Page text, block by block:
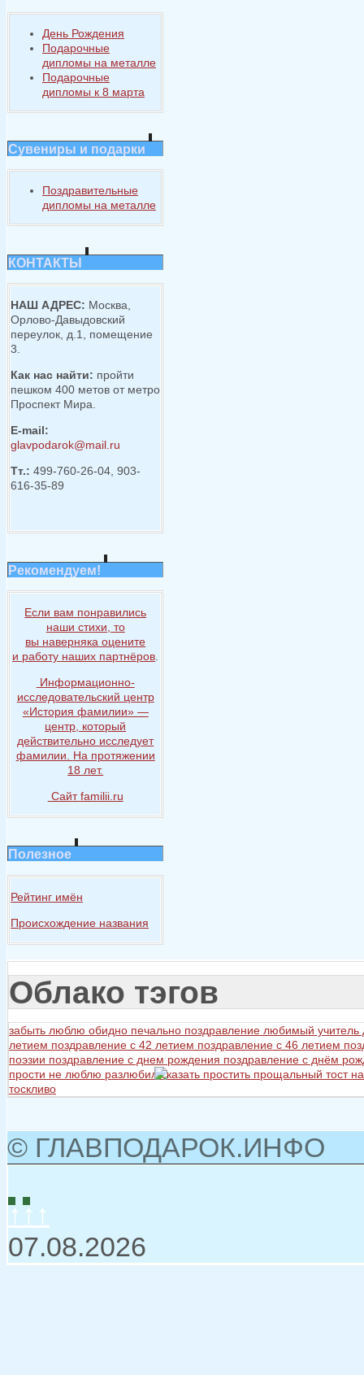
День Рождения
Подарочные
дипломы на металле
Подарочные
дипломы к 8 марта
Сувениры и подарки
Поздравительные
дипломы на металле
КОНТАКТЫ
НАШ АДРЕС: Москва,
Орлово-Давыдовский
переулок, д.1, помещение
3.
Как нас найти: пройти
пешком 400 метов от метро
Проспект Мира.
E-mail:
glavpodarok@mail.ru
Тт.: 499-760-26-04, 903-
616-35-89
Рекомендуем!
Если вам понравились
наши стихи, то
вы наверняка оцените
и работу наших партнёров
Информационно-
исследовательский центр
«История фамилии» —
центр, который
действительно исследует
фамилии. На протяжении
18 лет.
Сайт familii.ru
Полезное
Рейтинг имён
Происхождение названия
Облако тэгов
забыть люблю обидно печально поздравление любимый учитель
летием поздравление с 42 летием поздравление с 46 летием
поэзии поздравление с днем рождения поздравление с днём
прости не люблю разлюбил сказать простить прощальный тост
тоскливо
© ГЛАВПОДАРОК.ИНФО
↑↑↑
07.08.2026